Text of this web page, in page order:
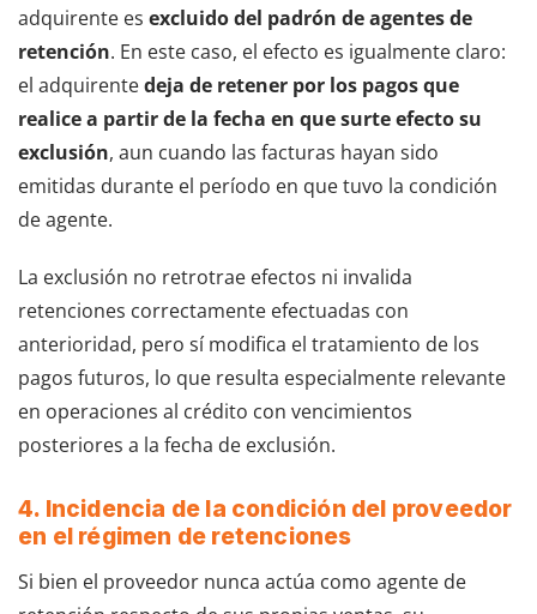
adquirente es excluido del padrón de agentes de
retención. En este caso, el efecto es igualmente claro:
el adquirentedeja de retener por los pagos que
realice a partir de la fecha en que surte efecto su
exclusión, aun cuando las facturas hayan sido
emitidas durante el período en que tuvo la condición
de agente.
La exclusión no retrotrae efectos ni invalida
retenciones correctamente efectuadas con
anterioridad, pero sí modifica el tratamiento de los
pagos futuros, lo que resulta especialmente relevante
en operaciones al crédito con vencimientos
posteriores a la fecha de exclusión.
4. Incidencia de la condición del proveedor
en el régimen de retenciones
Si bien el proveedor nunca actúa como agente de